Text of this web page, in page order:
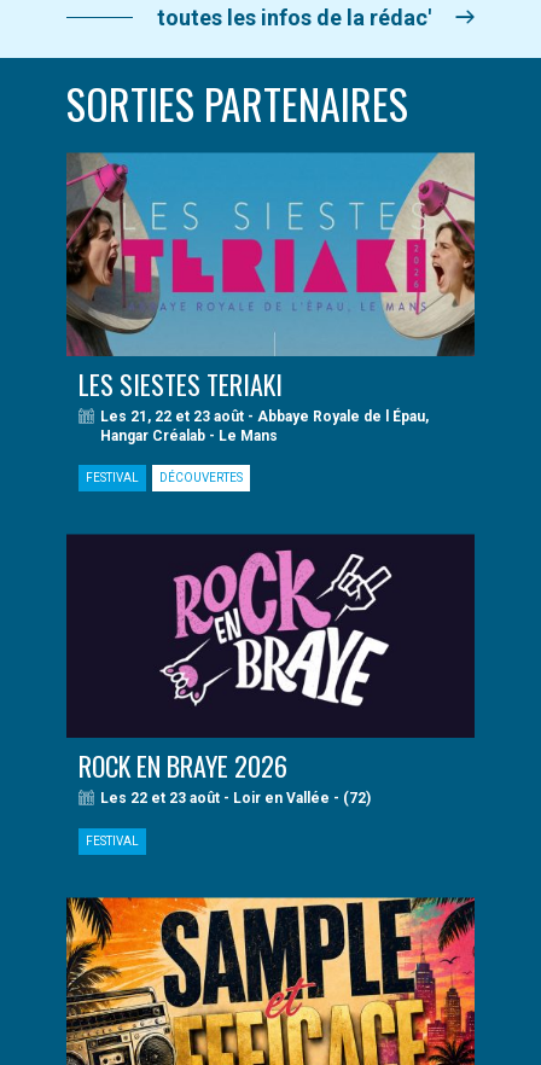
toutes les infos de la rédac'
SORTIES PARTENAIRES
LES SIESTES TERIAKI
Les 21, 22 et 23 août - Abbaye Royale de l Épau,
Hangar Créalab - Le Mans
FESTIVAL DÉCOUVERTES
ROCK EN BRAYE 2026
Les 22 et 23 août - Loir en Vallée - (72)
FESTIVAL